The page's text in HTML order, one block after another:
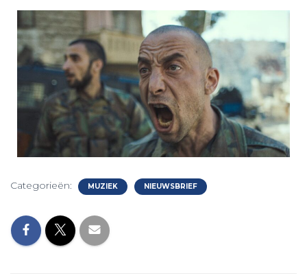
Categorieën: MUZIEK NIEUWSBRIEF